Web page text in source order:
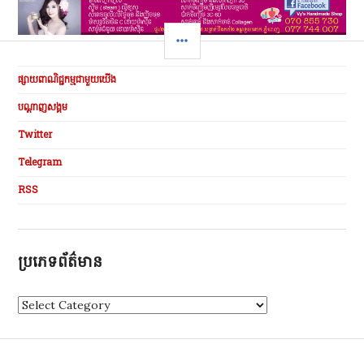
SIDEBAR
ផ្សាយពាណិជ្ជកម្មជាមួយយើង
បណ្ដាញសង្គម
Twitter
Telegram
RSS
ប្រភេទព័ត៌មាន
ប្
រ